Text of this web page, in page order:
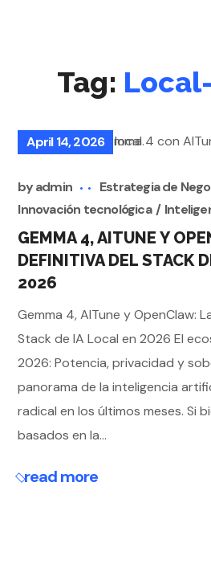
Tag:
April 14, 2026
byadmin
Estrategia de
Innovación tecnológica
GEMMA 4, AITUNE Y
DEFINITIVA DEL STACK
2026
Gemma 4, AITune y OpenClaw:
Stack de IA Local en 2026 El
2026: Potencia, privacidad y
panorama de la inteligencia
radical en los últimos meses. Si
basados en la...
read more